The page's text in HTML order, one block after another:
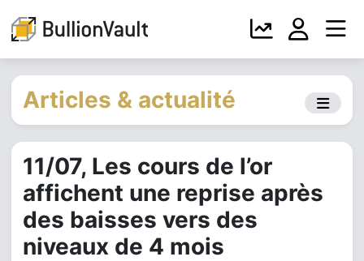
Articles & actualité
11/07, Les cours de l’or
affichent une reprise après
des baisses vers des
niveaux de 4 mois